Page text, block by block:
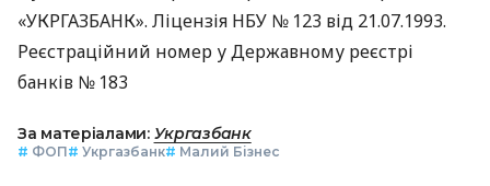
«УКРГАЗБАНК». Ліцензія НБУ № 123 від 21.07.1993.
Реєстраційний номер у Державному реєстрі
банків № 183
За матеріалами: Укргазбанк
# ФОП# Укргазбанк# Малий Бізнес